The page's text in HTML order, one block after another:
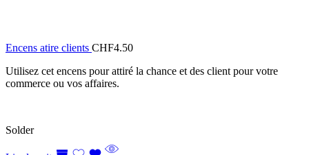
Encens atire clients CHF4.50
Utilisez cet encens pour attiré la chance et des client pour votre
commerce ou vos affaires.
Solder